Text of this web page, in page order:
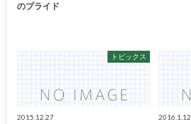
のプライド
トピックス
2015.12.27 2016.1.12